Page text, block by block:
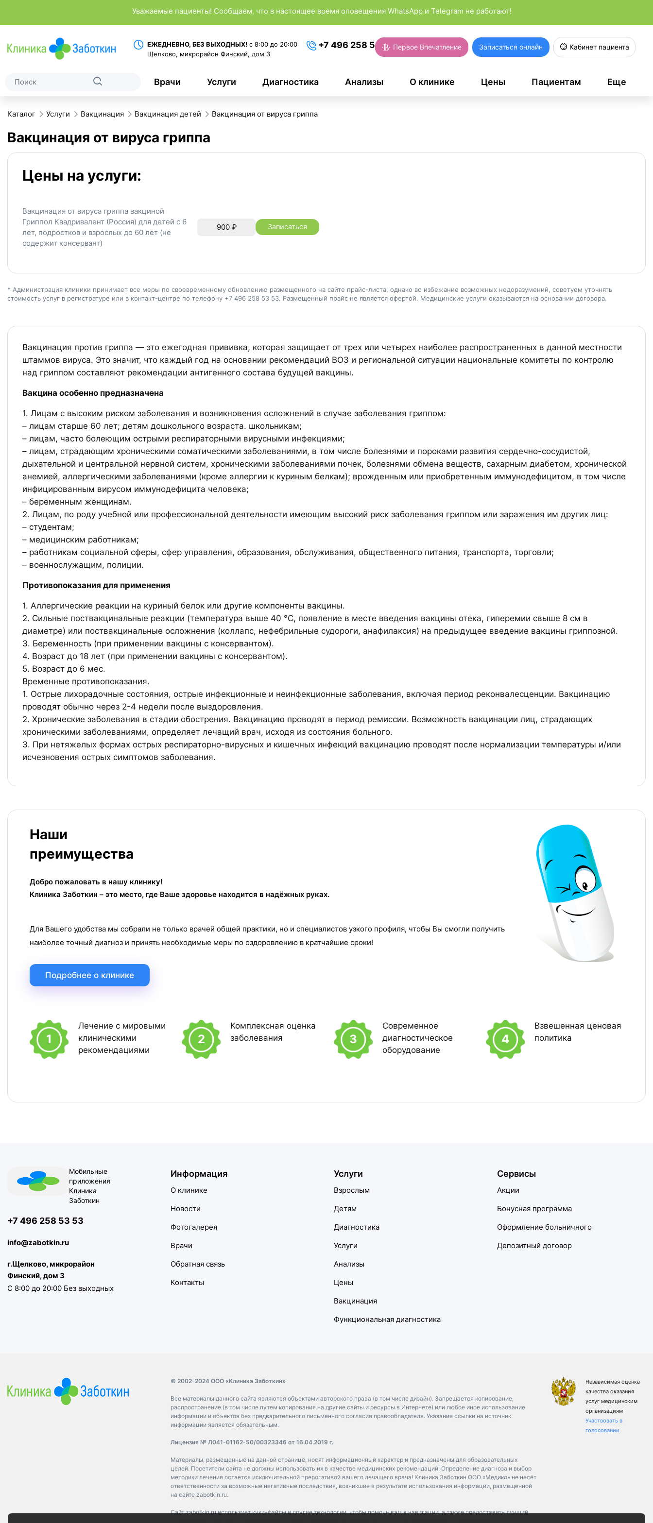
Уважаемые пациенты! Сообщаем, что в настоящее время оповещения WhatsApp и Telegram не работают!
ЕЖЕДНЕВНО, БЕЗ ВЫХОДНЫХ!с 8:00 до 20:00
Щелково, микрорайон Финский, дом 3
+7 496 258 53 53Первое Впечатление Записаться онлайн Кабинет пациента
Врачи Услуги Диагностика Анализы О клинике Цены Пациентам Еще
Каталог Услуги Вакцинация Вакцинация детей Вакцинация от вируса гриппа
Вакцинация от вируса гриппа
Цены на услуги:
Вакцинация от вируса гриппа вакциной
Гриппол Квадривалент (Россия) для детей с 6
лет, подростков и взрослых до 60 лет (не
содержит консервант)
900 ₽ Записаться
* Администрация клиники принимает все меры по своевременному обновлению размещенного на сайте прайс-листа, однако во избежание возможных недоразумений, советуем уточнять
стоимость услуг в регистратуре или в контакт-центре по телефону +7 496 258 53 53. Размещенный прайс не является офертой. Медицинские услуги оказываются на основании договора.
Вакцинация против гриппа — это ежегодная прививка, которая защищает от трех или четырех наиболее распространенных в данной местности
штаммов вируса. Это значит, что каждый год на основании рекомендаций ВОЗ и региональной ситуации национальные комитеты по контролю
над гриппом составляют рекомендации антигенного состава будущей вакцины.
Вакцина особенно предназначена
1. Лицам с высоким риском заболевания и возникновения осложнений в случае заболевания гриппом:
– лицам старше 60 лет; детям дошкольного возраста. школьникам;
– лицам, часто болеющим острыми респираторными вирусными инфекциями;
– лицам, страдающим хроническими соматическими заболеваниями, в том числе болезнями и пороками развития сердечно-сосудистой,
дыхательной и центральной нервной систем, хроническими заболеваниями почек, болезнями обмена веществ, сахарным диабетом, хронической
анемией, аллергическими заболеваниями (кроме аллергии к куриным белкам); врожденным или приобретенным иммунодефицитом, в том числе
инфицированным вирусом иммунодефицита человека;
– беременным женщинам.
2. Лицам, по роду учебной или профессиональной деятельности имеющим высокий риск заболевания гриппом или заражения им других лиц:
– студентам;
– медицинским работникам;
– работникам социальной сферы, сфер управления, образования, обслуживания, общественного питания, транспорта, торговли;
– военнослужащим, полиции.
Противопоказания для применения
1. Аллергические реакции на куриный белок или другие компоненты вакцины.
2. Сильные поствакцинальные реакции (температура выше 40 °С, появление в месте введения вакцины отека, гиперемии свыше 8 см в
диаметре) или поствакцинальные осложнения (коллапс, нефебрильные судороги, анафилаксия) на предыдущее введение вакцины гриппозной.
3. Беременность (при применении вакцины с консервантом).
4. Возраст до 18 лет (при применении вакцины с консервантом).
5. Возраст до 6 мес.
Временные противопоказания.
1. Острые лихорадочные состояния, острые инфекционные и неинфекционные заболевания, включая период реконвалесценции. Вакцинацию
проводят обычно через 2-4 недели после выздоровления.
2. Хронические заболевания в стадии обострения. Вакцинацию проводят в период ремиссии. Возможность вакцинации лиц, страдающих
хроническими заболеваниями, определяет лечащий врач, исходя из состояния больного.
3. При нетяжелых формах острых респираторно-вирусных и кишечных инфекций вакцинацию проводят после нормализации температуры и/или
исчезновения острых симптомов заболевания.
Наши
преимущества
Добро пожаловать в нашу клинику!
Клиника Заботкин – это место, где Ваше здоровье находится в надёжных руках.
Для Вашего удобства мы собрали не только врачей общей практики, но и специалистов узкого профиля, чтобы Вы смогли получить
наиболее точный диагноз и принять необходимые меры по оздоровлению в кратчайшие сроки!
Подробнее о клинике
1
Лечение с мировыми
клиническими
рекомендациями
2
Комплексная оценка
заболевания
3
Современное
диагностическое
оборудование
4
Взвешенная ценовая
политика
Мобильные
приложения
Клиника
Заботкин
+7 496 258 53 53
info@zabotkin.ru
г.Щелково, микрорайон
Финский, дом 3
С 8:00 до 20:00 Без выходных
Информация
О клинике
Новости
Фотогалерея
Врачи
Обратная связь
Контакты
Услуги
Взрослым
Детям
Диагностика
Услуги
Анализы
Цены
Вакцинация
Функциональная диагностика
Сервисы
Акции
Бонусная программа
Оформление больничного
Депозитный договор
© 2002-2024 ООО «Клиника Заботкин»
Все материалы данного сайта являются объектами авторского права (в том числе дизайн). Запрещается копирование,
распространение (в том числе путем копирования на другие сайты и ресурсы в Интернете) или любое иное использование
информации и объектов без предварительного письменного согласия правообладателя. Указание ссылки на источник
информации является обязательным.
Лицензия № Л041-01162-50/00323346 от 16.04.2019 г.
Материалы, размещенные на данной странице, носят информационный характер и предназначены для образовательных
целей. Посетители сайта не должны использовать их в качестве медицинских рекомендаций. Определение диагноза и выбор
методики лечения остается исключительной прерогативой вашего лечащего врача! Клиника Заботкин ООО «Медико» не несёт
ответственности за возможные негативные последствия, возникшие в результате использования информации, размещенной
на сайте zabotkin.ru.
Сайт zabotkin.ru использует куки-файлы и другие технологии, чтобы помочь вам в навигации, а также предоставить лучший
Независимая оценка
качества оказания
услуг медицинским
организациям
Участвовать в
голосовании